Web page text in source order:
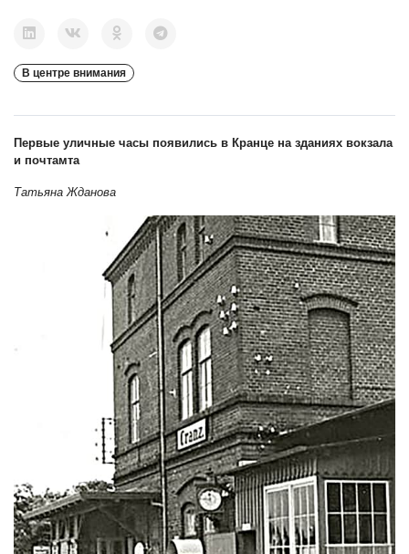
В центре внимания
Первые уличные часы появились в Кранце на зданиях вокзала
и почтамта
Татьяна Жданова